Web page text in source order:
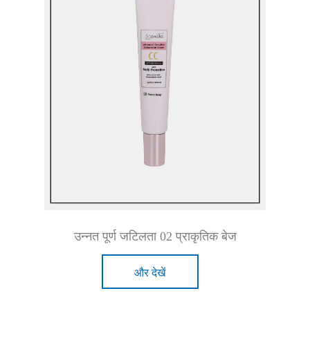
उन्नत पूर्ण जटिलता 02 प्राकृतिक बेज
और देखें